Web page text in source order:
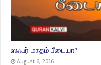
ஸஃபர் மாதம் பீடையா?
August 6, 2026